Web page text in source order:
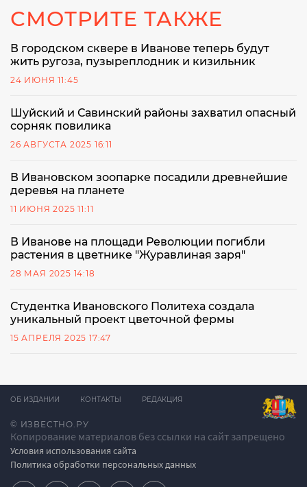
СМОТРИТЕ ТАКЖЕ
В городском сквере в Иванове теперь будут
жить ругоза, пузыреплодник и кизильник
24 ИЮНЯ 11:45
Шуйский и Савинский районы захватил опасный
сорняк повилика
26 АВГУСТА 2025 16:11
В Ивановском зоопарке посадили древнейшие
деревья на планете
11 ИЮНЯ 2025 11:11
В Иванове на площади Революции погибли
растения в цветнике "Журавлиная заря"
28 МАЯ 2025 14:18
Студентка Ивановского Политеха создала
уникальный проект цветочной фермы
15 АПРЕЛЯ 2025 17:47
© ИЗВЕСТНО.РУ
Копирование материалов без ссылки на сайт запрещено
Условия использования сайта
Политика обработки персональных данных
ОБ ИЗДАНИИ КОНТАКТЫ РЕДАКЦИЯ